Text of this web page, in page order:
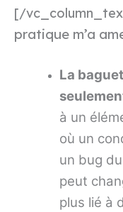
[/
pratique m’a
La
à un
où un
un bug
peut
plus lié à